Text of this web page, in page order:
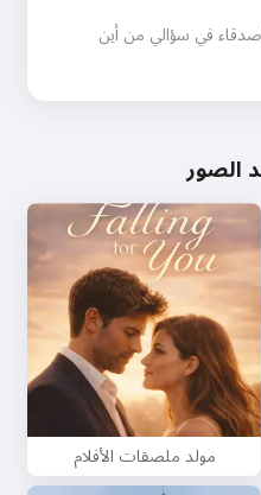
في سؤالي من أين
الصور
مولد ملصقات الأفلام